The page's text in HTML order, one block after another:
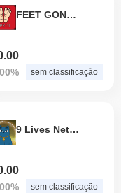
FEET GONE WILD
sem classificação
9 Lives Network
sem classificação